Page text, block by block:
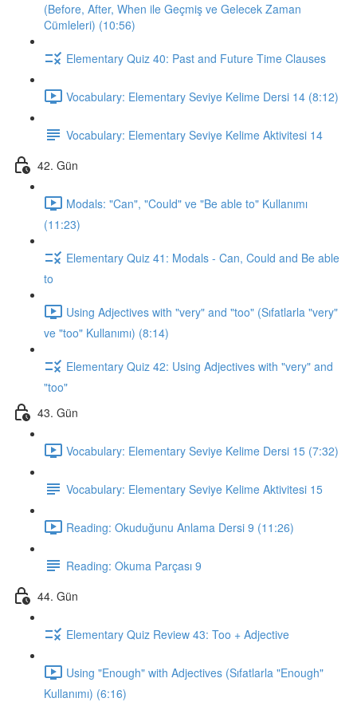
(Before, After, When ile Geçmiş ve Gelecek Zaman
Cümleleri) (10:56)
Elementary Quiz 40: Past and Future Time Clauses
Vocabulary: Elementary Seviye Kelime Dersi 14 (8:12)
Vocabulary: Elementary Seviye Kelime Aktivitesi 14
42. Gün
Modals: "Can", "Could" ve "Be able to" Kullanımı
(11:23)
Elementary Quiz 41: Modals - Can, Could and Be able
to
Using Adjectives with "very" and "too" (Sıfatlarla "very"
ve "too" Kullanımı) (8:14)
Elementary Quiz 42: Using Adjectives with "very" and
"too"
43. Gün
Vocabulary: Elementary Seviye Kelime Dersi 15 (7:32)
Vocabulary: Elementary Seviye Kelime Aktivitesi 15
Reading: Okuduğunu Anlama Dersi 9 (11:26)
Reading: Okuma Parçası 9
44. Gün
Elementary Quiz Review 43: Too + Adjective
Using "Enough" with Adjectives (Sıfatlarla "Enough"
Kullanımı) (6:16)